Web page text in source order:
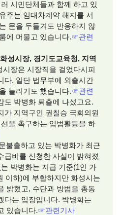
시민단체들과 함께 하고 있
주는 임대차계약 해지를 서
문을 두들겨도 반응하지 않
에 머물고 있습니다.☞관련
성시장, 경기도교육청, 지역
시장은 시장직을 걸었다시피
다. 일단 법무부에 외출시간
늘리기도 했습니다.☞관련
도 박병화 퇴출에 나섰고요.
가 지역구인 권칠승 국회의원
을 촉구하는 입법활동을 하
불출하고 있는 박병화가 최근
급비를 신청한 사실이 밝혀졌
박병화는 지급 기준(1인 가
이하)에 부합하지만 화성시는
밝혔고, 수단과 방법을 총동
다는 입장입니다. 박병화는
있습니다.☞관련기사